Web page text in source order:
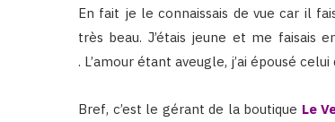
En fait je le connaissais de vue car il
très beau. J’étais jeune et me faisais
. L’amour étant aveugle, j’ai épousé
Bref, c’est le gérant de la boutique Le